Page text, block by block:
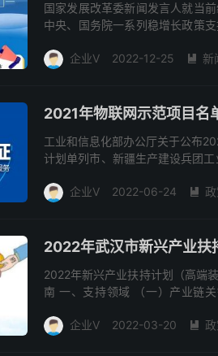
国家发展改革委新闻发言人就当
中央、国务院一系列稳增长政策
企业V 2022-12-25  新
2021年物联网示范项目名
工业和信息化部办公厅关于公布
计划单列市、新疆生产建设兵团
企业V 2022-06-24 
2022年武汉市新兴产业扶
2022年新兴产业扶持计划（高端
南 一、支持领域 （一）产业链
企业V 2022-03-20 